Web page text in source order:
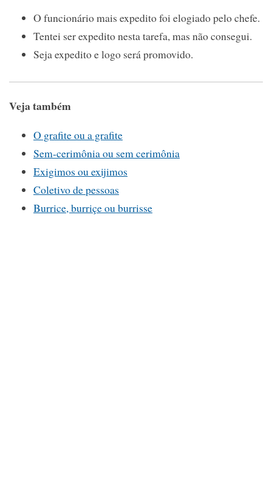
O funcionário mais expedito foi elogiado pelo chefe.
Tentei ser expedito nesta tarefa, mas não consegui.
Seja expedito e logo será promovido.
Veja também
O grafite ou a grafite
Sem-cerimônia ou sem cerimônia
Exigimos ou exijimos
Coletivo de pessoas
Burrice, burriçe ou burrisse